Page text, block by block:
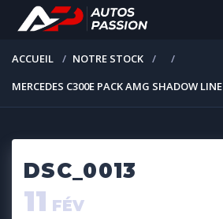
ACCUEIL
NOTRE STOCK
MERCEDES C300E PACK AMG SHADOW LINE
DSC_0013
11 FÉV